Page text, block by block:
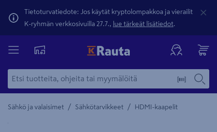
Tietoturvatiedote: Jos käytät kryptolompakkoa ja vierailit
K-ryhmän verkkosivuilla 27.7., lue tärkeät lisätiedot.
Sähkö ja valaisimet / Sähkötarvikkeet / HDMI-kaapelit
Yksityiskohtainen kuvaus löytyy Tuotteen kuvaus -